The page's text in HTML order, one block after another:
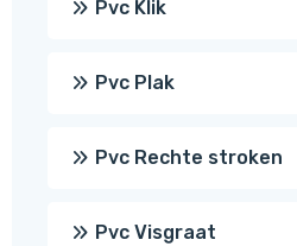
Pvc Klik
Pvc Plak
Pvc Rechte stroken
Pvc Visgraat